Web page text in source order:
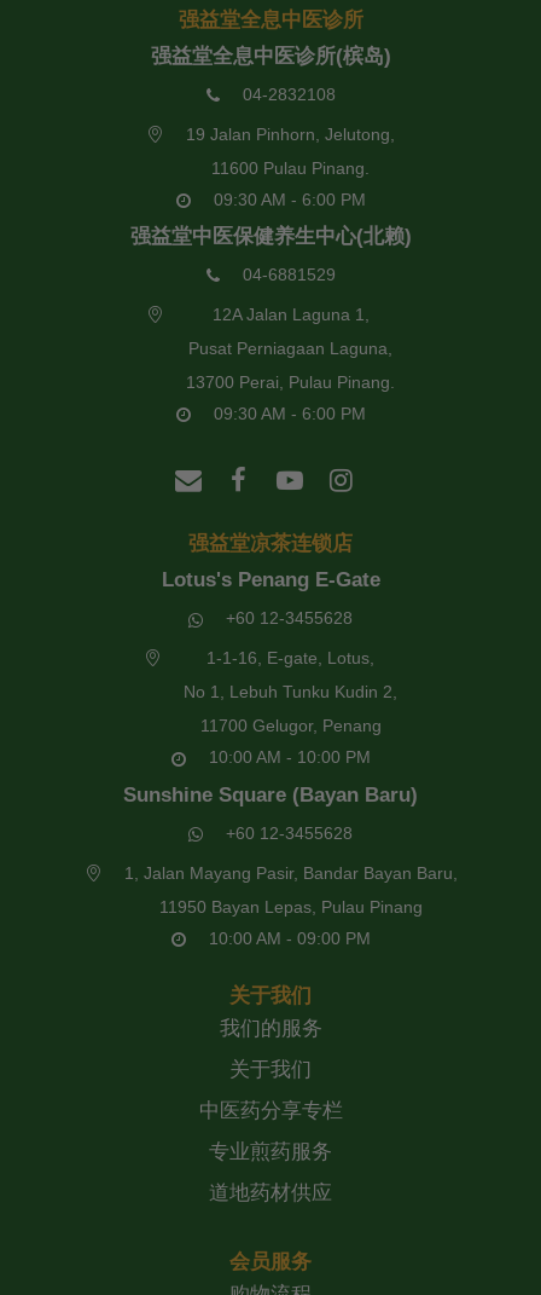
强益堂全息中医诊所
强益堂全息中医诊所(槟岛)
04-2832108
19 Jalan Pinhorn, Jelutong,
11600 Pulau Pinang.
09:30 AM - 6:00 PM
强益堂中医保健养生中心(北赖)
04-6881529
12A Jalan Laguna 1,
Pusat Perniagaan Laguna,
13700 Perai, Pulau Pinang.
09:30 AM - 6:00 PM
强益堂凉茶连锁店
Lotus's Penang E-Gate
+60 12-3455628
1-1-16, E-gate, Lotus,
No 1, Lebuh Tunku Kudin 2,
11700 Gelugor, Penang
10:00 AM - 10:00 PM
Sunshine Square (Bayan Baru)
+60 12-3455628
1, Jalan Mayang Pasir, Bandar Bayan Baru,
11950 Bayan Lepas, Pulau Pinang
10:00 AM - 09:00 PM
关于我们
我们的服务
关于我们
中医药分享专栏
专业煎药服务
道地药材供应
会员服务